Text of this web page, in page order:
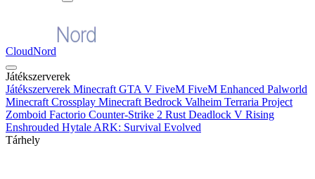
CloudNord
Játékszerverek
Játékszerverek Minecraft GTA V FiveM FiveM Enhanced Palworld
Minecraft Crossplay Minecraft Bedrock Valheim Terraria Project
Zomboid Factorio Counter-Strike 2 Rust Deadlock V Rising
Enshrouded Hytale ARK: Survival Evolved
Tárhely